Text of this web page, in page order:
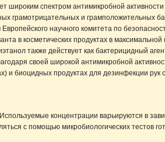
широким спектром антимикробной
грамотрицательных и грамположительных
научного комитета по
в косметических продуктах в
также действует как бактерицидный
своей широкой антимикробной
и биоцидных продуктах для дезинфекции
концентрации варьируются в
с помощью микробиологических тестов